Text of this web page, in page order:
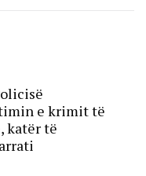
e krimit të
katër të